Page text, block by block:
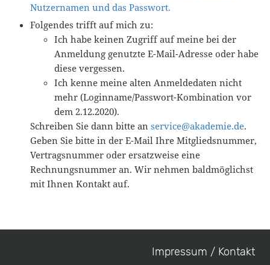
Nutzernamen und das Passwort.
Folgendes trifft auf mich zu:
Ich habe keinen Zugriff auf meine bei der
Anmeldung genutzte E-Mail-Adresse oder habe
diese vergessen.
Ich kenne meine alten Anmeldedaten nicht
mehr (Loginname/Passwort-Kombination vor
dem 2.12.2020).
Schreiben Sie dann bitte an service@akademie.de.
Geben Sie bitte in der E-Mail Ihre Mitgliedsnummer,
Vertragsnummer oder ersatzweise eine
Rechnungsnummer an. Wir nehmen baldmöglichst
mit Ihnen Kontakt auf.
Impressum / Kontakt